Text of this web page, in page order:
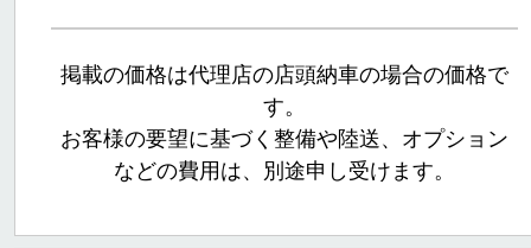
掲載の価格は代理店の店頭納車の場合の価格で
す。
お客様の要望に基づく整備や陸送、オプション
などの費用は、別途申し受けます。